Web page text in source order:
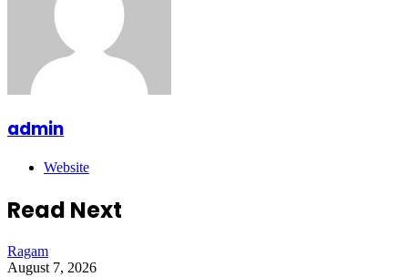
admin
Website
Read Next
Ragam
August 7, 2026